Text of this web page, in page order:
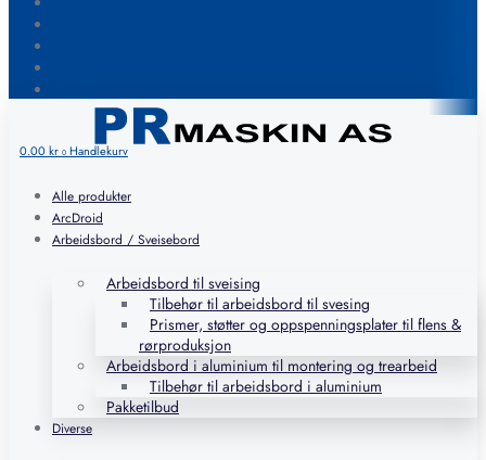
0.00kr 0 Handlekurv
Alle produkter
ArcDroid
Arbeidsbord / Sveisebord
Arbeidsbord til sveising
Tilbehør til arbeidsbord til svesing
Prismer, støtter og oppspenningsplater til flens &
rørproduksjon
Arbeidsbord i aluminium til montering og trearbeid
Tilbehør til arbeidsbord i aluminium
Pakketilbud
Diverse